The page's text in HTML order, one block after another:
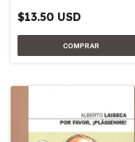
$13.50 USD